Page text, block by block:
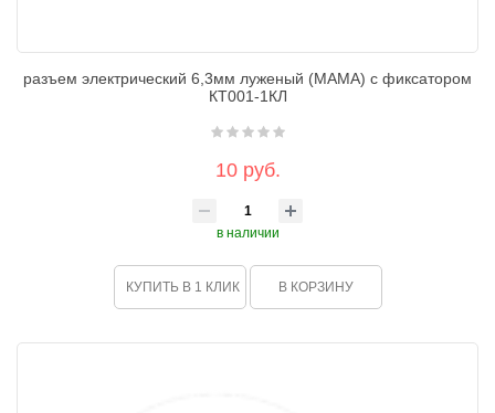
разъем электрический 6,3мм луженый (МАМА) с фиксатором
КТ001-1КЛ
10 руб.
в наличии
КУПИТЬ В 1 КЛИК В КОРЗИНУ